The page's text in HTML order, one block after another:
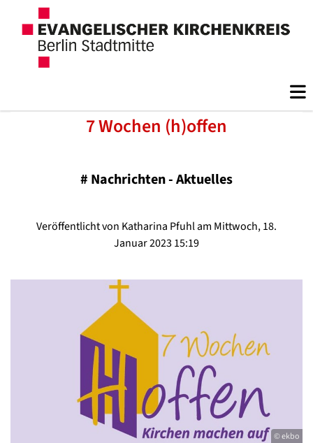
7 Wochen (h)offen
# Nachrichten - Aktuelles
Veröffentlicht von Katharina Pfuhl am Mittwoch, 18.
Januar 2023 15:19
© ekbo